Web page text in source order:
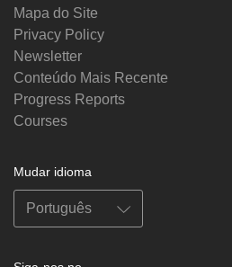
Mapa do Site
Privacy Policy
Newsletter
Conteúdo Mais Recente
Progress Reports
Courses
Mudar idioma